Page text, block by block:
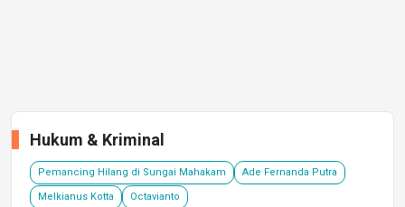
Hukum & Kriminal
Pemancing Hilang di Sungai Mahakam Ade Fernanda Putra
Melkianus Kotta Octavianto